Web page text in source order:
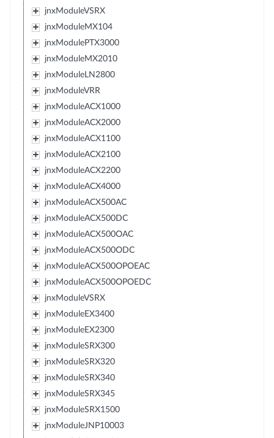
jnxModuleVSRX
jnxModuleMX104
jnxModulePTX3000
jnxModuleMX2010
jnxModuleLN2800
jnxModuleVRR
jnxModuleACX1000
jnxModuleACX2000
jnxModuleACX1100
jnxModuleACX2100
jnxModuleACX2200
jnxModuleACX4000
jnxModuleACX500AC
jnxModuleACX500DC
jnxModuleACX500OAC
jnxModuleACX500ODC
jnxModuleACX500OPOEAC
jnxModuleACX500OPOEDC
jnxModuleVSRX
jnxModuleEX3400
jnxModuleEX2300
jnxModuleSRX300
jnxModuleSRX320
jnxModuleSRX340
jnxModuleSRX345
jnxModuleSRX1500
jnxModuleJNP10003